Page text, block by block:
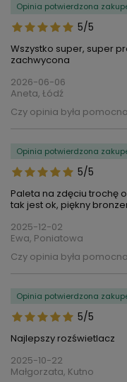
5/5
Opinia potwierdzona
Wszystko super, super
zachwycona
2026-06-06
Aneta, Łódź
Czy opinia była
5/5
Opinia potwierdzona
Paleta na zdęciu trochę
tak jest ok, piękny
2025-12-02
Ewa, Poniatowa
Czy opinia była
5/5
Opinia potwierdzona
Najlepszy rozświetlacz
2025-10-22
Małgorzata, Kutno